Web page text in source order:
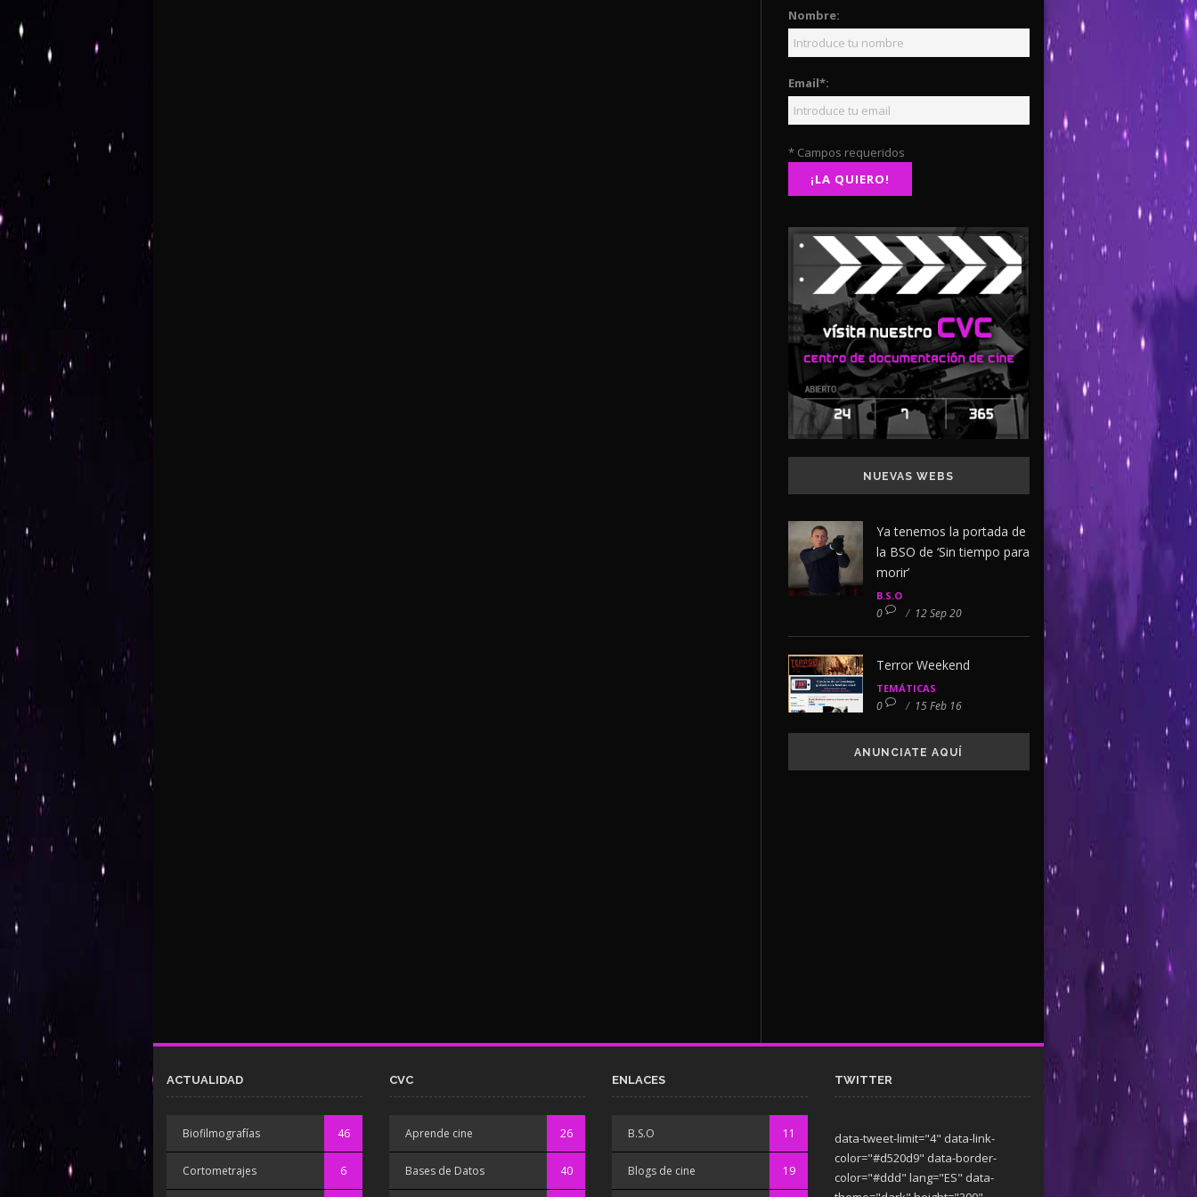
Nombre:
Email*:
* Campos requeridos
NUEVAS WEBS
Ya tenemos la portada de
la BSO de ‘Sin tiempo para
morir’
B.S.O
0 / 12 Sep 20
Terror Weekend
TEMÁTICAS
0 / 15 Feb 16
ANUNCIATE AQUÍ
ACTUALIDAD
Biofilmografías 46
Cortometrajes 6
CVC
Aprende cine 26
Bases de Datos 40
ENLACES
B.S.O 11
Blogs de cine 19
TWITTER
data-tweet-limit="4" data-link-
color="#d520d9" data-border-
color="#ddd" lang="ES" data-